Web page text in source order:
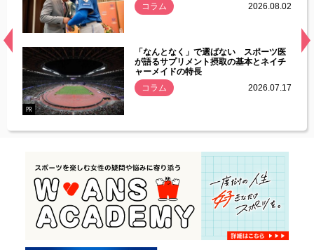
常
コラム
2026.08.02
PR
「なんとなく」で選ばない スポーツ医
が語るサプリメント摂取の基本とネイチ
ャーメイドの特長
コラム
2026.07.17